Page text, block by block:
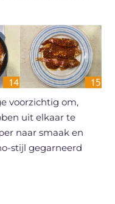
voorzichtig om,
uit elkaar te
naar smaak en
stijl gegarneerd